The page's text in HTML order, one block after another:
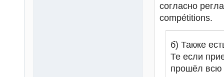
согласно
compétitions.
б) Также
Те если
прошёл всю